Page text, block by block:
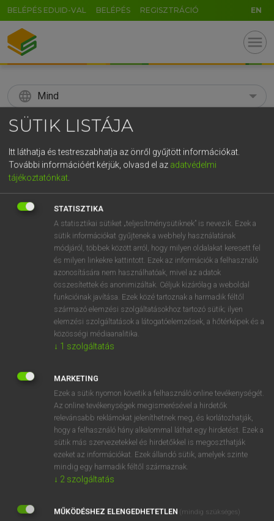
BELÉPÉS EDUID-VAL BELÉPÉS REGISZTRÁCIÓ EN
menu
language Mind
search
KERESÉS
Díjmentes angol szótár
trade
industry
keresése szótárainkban
DÍJMENTES ANGOL SZÓTÁR
Iowan
IP address
iparengedély
SÜTIK LISTÁJA
Itt láthatja és testreszabhatja az önről gyűjtött információkat.
További információért kérjük, olvasd el az adatvédelmi
tájékoztatónkat
STATISZTIKA
A statisztikai sütiket „teljesítménysütiknek” is nevezik. Ezek a
sütik információkat gyűjtenek a webhely használatának
módjáról, többek között arról, hogy milyen oldalakat keresett fel
és milyen linkekre kattintott. Ezek az információk a felhasználó
azonosítására nem használhatóak, mivel az adatok
összesítettek és anonimizáltak. Céljuk kizárólag a weboldal
funkcióinak javítása. Ezek közé tartoznak a harmadik féltől
származó elemzési szolgáltatásokhoz tartozó sütik; ilyen
elemzési szolgáltatások a látogatóelemzések, a hőtérképek és a
közösségi médiaanalitika.
↓ 1 szolgáltatás
MARKETING
Ezek a sütik nyomon követik a felhasználó online tevékenységét.
Az online tevékenységek megismerésével a hirdetők
relevánsabb reklámokat jeleníthetnek meg, és korlátozhatják,
hogy a felhasználó hány alkalommal láthat egy hirdetést. Ezek a
sütik más szervezetekkel és hirdetőkkel is megoszthatják
ezeket az információkat. Ezek állandó sütik, amelyek szinte
mindig egy harmadik féltől származnak.
↓ 2 szolgáltatás
MŰKÖDÉSHEZ ELENGEDHETETLEN (mindig szükséges)
GR
5 6 7 8 9 ö ü ó
r t z u i o p ő ú
k l ű
n m , . - AltGr